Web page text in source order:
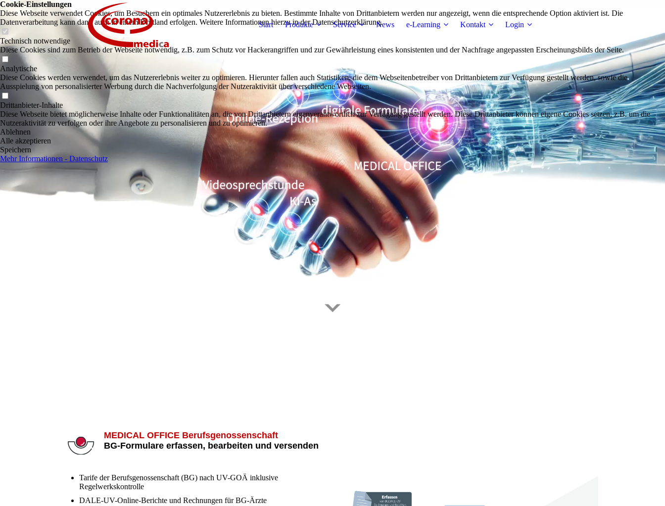
Start Produkte Service News e-Learning Kontakt Login
MEDICAL OFFICE Berufsgenossenschaft
BG-Formulare erfassen, bearbeiten und versenden
Tarife der Berufsgenossenschaft (BG) nach UV-GOÄ inklusive
Regelwerkskontrolle
DALE-UV-Online-Berichte und Rechnungen für BG-Ärzte
Cookie-Einstellungen
Diese Webseite verwendet Cookies, um Besuchern ein optimales Nutzererlebnis zu bieten. Bestimmte Inhalte von Drittanbietern werden nur angezeigt, wenn die entsprechende Option aktiviert ist. Die
Datenverarbeitung kann dann auch in einem Drittland erfolgen. Weitere Informationen hierzu in der Datenschutzerklärung.
Technisch notwendige
Diese Cookies sind zum Betrieb der Webseite notwendig, z.B. zum Schutz vor Hackerangriffen und zur Gewährleistung eines konsistenten und der Nachfrage angepassten Erscheinungsbilds der Seite.
Analytische
Diese Cookies werden verwendet, um das Nutzererlebnis weiter zu optimieren. Hierunter fallen auch Statistiken, die dem Webseitenbetreiber von Drittanbietern zur Verfügung gestellt werden, sowie die
Ausspielung von personalisierter Werbung durch die Nachverfolgung der Nutzeraktivität über verschiedene Webseiten.
Drittanbieter-Inhalte
Diese Webseite bietet möglicherweise Inhalte oder Funktionalitäten an, die von Drittanbietern eigenverantwortlich zur Verfügung gestellt werden. Diese Drittanbieter können eigene Cookies setzen, z.B. um die
Nutzeraktivität zu verfolgen oder ihre Angebote zu personalisieren und zu optimieren.
Ablehnen
Alle akzeptieren
Speichern
Mehr Informationen - Datenschutz